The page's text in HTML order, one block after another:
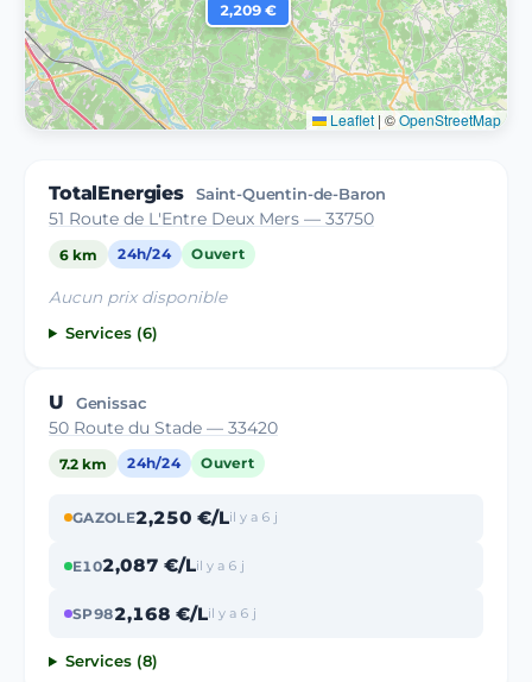
2,209 €
Leaflet | ©OpenStreetMap
TotalEnergies Saint-Quentin-de-Baron
51 Route de L'Entre Deux Mers — 33750
6 km 24h/24 Ouvert
Aucun prix disponible
Services (6)
U Genissac
50 Route du Stade — 33420
7.2 km 24h/24 Ouvert
GAZOLE2,250 €/Lil y a 6 j
E102,087 €/Lil y a 6 j
SP982,168 €/Lil y a 6 j
Services (8)